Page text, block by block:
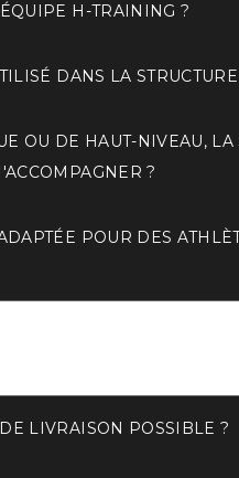
H-TRAINING ?
DANS LA
OU DE HAUT-NIVEAU, LA
?
POUR DES
LIVRAISON POSSIBLE ?